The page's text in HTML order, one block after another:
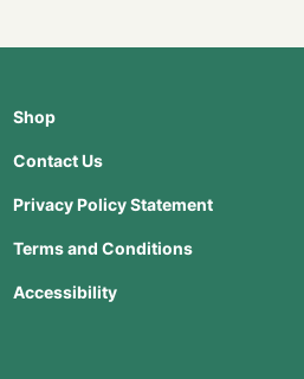
Shop
Contact Us
Privacy Policy Statement
Terms and Conditions
Accessibility